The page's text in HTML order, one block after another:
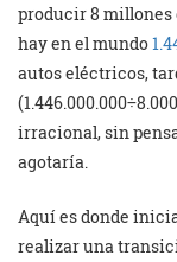
producir 8 millones
hay en el mundo
autos eléctricos,
irracional, sin
agotaría.
Aquí es donde
realizar una